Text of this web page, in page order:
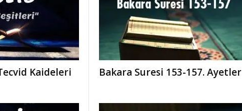
Kaideleri Bakara Suresi 153-157. Ayetler